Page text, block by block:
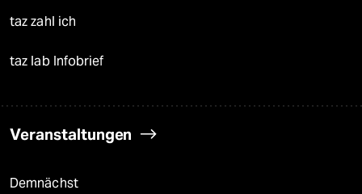
taz zahl ich
taz lab Infobrief
Veranstaltungen
Demnächst